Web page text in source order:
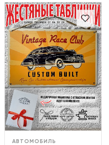
АВТОМОБИЛЬ